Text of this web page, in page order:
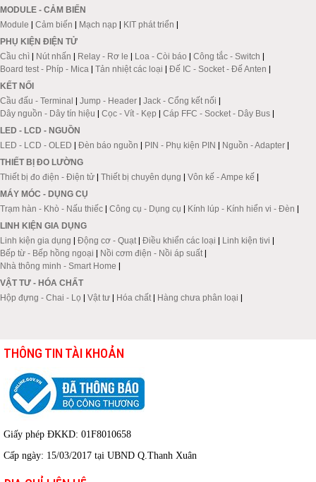
MODULE - CẢM BIẾN
Module | Cảm biến | Mạch nạp | KIT phát triển |
PHỤ KIỆN ĐIỆN TỬ
Cầu chì | Nút nhấn | Relay - Rơ le | Loa - Còi báo | Công tắc - Switch |
Board test - Phíp - Mica | Tản nhiệt các loại | Đế IC - Socket - Đế Anten |
KẾT NỐI
Cầu đấu - Terminal | Jump - Header | Jack - Cổng kết nối |
Dây nguồn - Dây tín hiệu | Cọc - Vít - Kẹp | Cáp FFC - Socket - Dây Bus |
LED - LCD - NGUỒN
LED - LCD - OLED | Đèn báo nguồn | PIN - Phụ kiện PIN | Nguồn - Adapter |
THIẾT BỊ ĐO LƯỜNG
Thiết bị đo điện - Điện tử | Thiết bị chuyên dụng | Vôn kế - Ampe kế |
MÁY MÓC - DỤNG CỤ
Trạm hàn - Khò - Nấu thiếc | Công cụ - Dụng cụ | Kính lúp - Kính hiển vi - Đèn |
LINH KIỆN GIA DỤNG
Linh kiện gia dụng | Động cơ - Quạt | Điều khiển các loại | Linh kiện tivi |
Bếp từ - Bếp hồng ngoại | Nồi cơm điện - Nồi áp suất |
Nhà thông minh - Smart Home |
VẬT TƯ - HÓA CHẤT
Hộp đựng - Chai - Lọ | Vật tư | Hóa chất | Hàng chưa phân loại |
THÔNG TIN TÀI KHOẢN
Giấy phép ĐKKD: 01F8010658
Cấp ngày: 15/03/2017 tại UBND Q.Thanh Xuân